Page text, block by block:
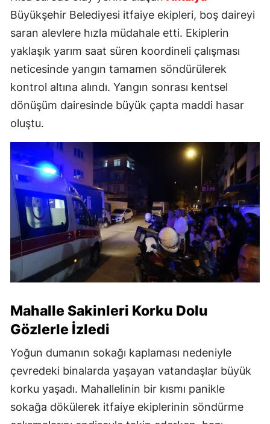
Büyükşehir Belediyesi itfaiye ekipleri, boş daireyi
saran alevlere hızla müdahale etti. Ekiplerin
yaklaşık yarım saat süren koordineli çalışması
neticesinde yangın tamamen söndürülerek
kontrol altına alındı. Yangın sonrası kentsel
dönüşüm dairesinde büyük çapta maddi hasar
oluştu.
Mahalle Sakinleri Korku Dolu
Gözlerle İzledi
Yoğun dumanın sokağı kaplaması nedeniyle
çevredeki binalarda yaşayan vatandaşlar büyük
korku yaşadı. Mahallelinin bir kısmı panikle
sokağa dökülerek itfaiye ekiplerinin söndürme